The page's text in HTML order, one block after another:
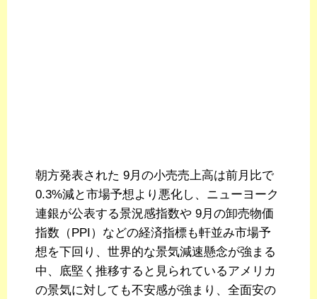
朝方発表された 9月の小売売上高は前月比で
0.3%減と市場予想より悪化し、ニューヨーク
連銀が公表する景況感指数や 9月の卸売物価
指数（PPI）などの経済指標も軒並み市場予
想を下回り、世界的な景気減速懸念が強まる
中、底堅く推移すると見られているアメリカ
の景気に対しても不安感が強まり、全面安の